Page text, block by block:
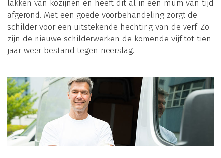
lakken van kozijnen en heeft dit al in een mum van tijd
afgerond. Met een goede voorbehandeling zorgt de
schilder voor een uitstekende hechting van de verf. Zo
zijn de nieuwe schilderwerken de komende vijf tot tien
jaar weer bestand tegen neerslag.